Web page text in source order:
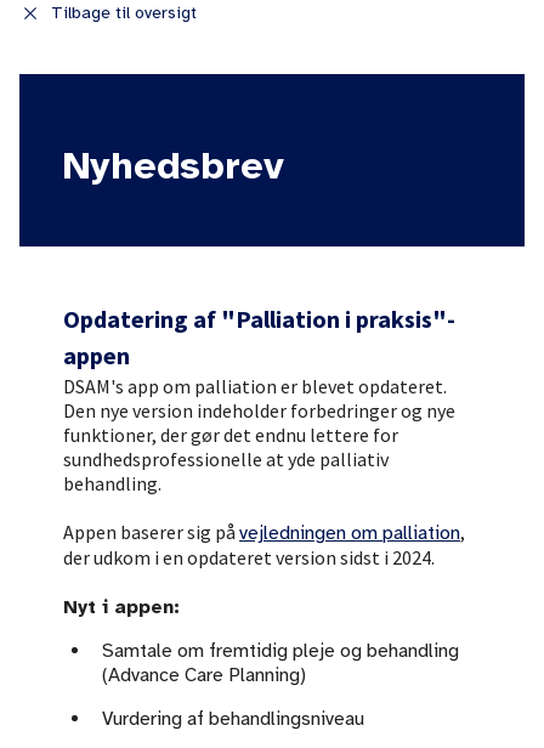
close Tilbage til oversigt
Nyhedsbrev
Opdatering af "Palliation i praksis"-
appen
DSAM's app om palliation er blevet opdateret.
Den nye version indeholder forbedringer og nye
funktioner, der gør det endnu lettere for
sundhedsprofessionelle at yde palliativ
behandling.
Appen baserer sig på vejledningen om palliation,
der udkom i en opdateret version sidst i 2024.
Nyt i appen:
Samtale om fremtidig pleje og behandling
(Advance Care Planning)
Vurdering af behandlingsniveau